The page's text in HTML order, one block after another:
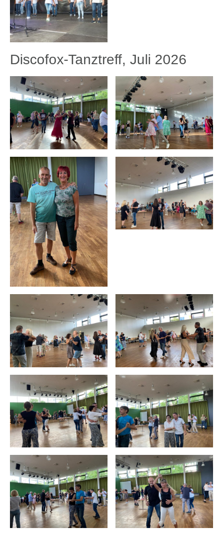
Discofox-Tanztreff, Juli 2026